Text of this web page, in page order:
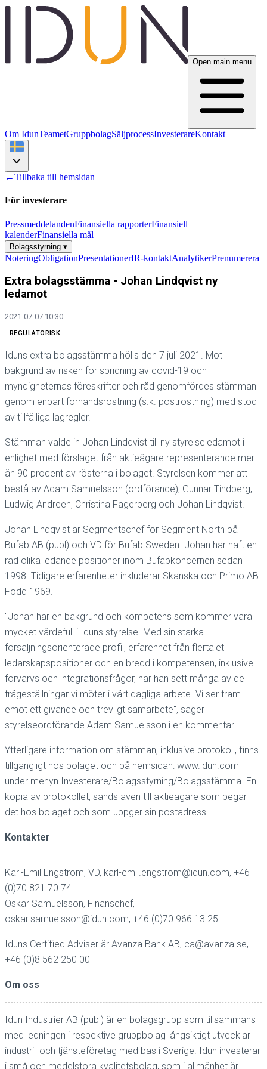
Open main menu
Om IdunTeametGruppbolagSäljprocessInvesterareKontakt
←Tillbaka till hemsidan
För investerare
PressmeddelandenFinansiella rapporterFinansiell
kalenderFinansiella mål
Bolagsstyrning ▾
NoteringObligationPresentationerIR-kontaktAnalytikerPrenumerera
Extra bolagsstämma - Johan Lindqvist ny
ledamot
2021-07-07 10:30
REGULATORISK
Iduns extra bolagsstämma hölls den 7 juli 2021. Mot
bakgrund av risken för spridning av covid-19 och
myndigheternas föreskrifter och råd genomfördes stämman
genom enbart förhandsröstning (s.k. poströstning) med stöd
av tillfälliga lagregler.
Stämman valde in Johan Lindqvist till ny styrelseledamot i
enlighet med förslaget från aktieägare representerande mer
än 90 procent av rösterna i bolaget. Styrelsen kommer att
bestå av Adam Samuelsson (ordförande), Gunnar Tindberg,
Ludwig Andreen, Christina Fagerberg och Johan Lindqvist.
Johan Lindqvist är Segmentschef för Segment North på
Bufab AB (publ) och VD för Bufab Sweden. Johan har haft en
rad olika ledande positioner inom Bufabkoncernen sedan
1998. Tidigare erfarenheter inkluderar Skanska och Primo AB.
Född 1969.
"Johan har en bakgrund och kompetens som kommer vara
mycket värdefull i Iduns styrelse. Med sin starka
försäljningsorienterade profil, erfarenhet från flertalet
ledarskapspositioner och en bredd i kompetensen, inklusive
förvärvs och integrationsfrågor, har han sett många av de
frågeställningar vi möter i vårt dagliga arbete. Vi ser fram
emot ett givande och trevligt samarbete", säger
styrelseordförande Adam Samuelsson i en kommentar.
Ytterligare information om stämman, inklusive protokoll, finns
tillgängligt hos bolaget och på hemsidan: www.idun.com
under menyn Investerare/Bolagsstyrning/Bolagsstämma. En
kopia av protokollet, sänds även till aktieägare som begär
det hos bolaget och som uppger sin postadress.
Kontakter
Karl-Emil Engström, VD, karl-emil.engstrom@idun.com, +46
(0)70 821 70 74
Oskar Samuelsson, Finanschef,
oskar.samuelsson@idun.com, +46 (0)70 966 13 25
Iduns Certified Adviser är Avanza Bank AB, ca@avanza.se,
+46 (0)8 562 250 00
Om oss
Idun Industrier AB (publ) är en bolagsgrupp som tillsammans
med ledningen i respektive gruppbolag långsiktigt utvecklar
industri- och tjänsteföretag med bas i Sverige. Idun investerar
i små och medelstora kvalitetsbolag, som i allmänhet är